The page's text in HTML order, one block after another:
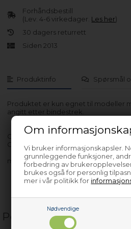
Om
Vi bruker informasjonskapsler.
grunnleggende funksjoner,
forbedring av
brukes også for personlig
mer i vår politikk for
Nødvendige
Produktinfo Spørsmål
Produktet er kun egnet til modeller
angitt etter bindestrek.
GEWD14E8EPAWW - 31003484
GEWD14U8EPAWW - 31003517
med flere…
Forhåndsbestill
(Lev. 4-6 virkedager. Les her)
30 dagers returrett
Siden 2013
Populære relaterte